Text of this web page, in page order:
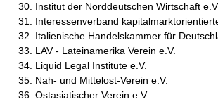
Institut der Norddeutschen Wirtschaft e.V.
Interessenverband
Italienische Handelskammer für
LAV - Lateinamerika Verein e.V.
Liquid Legal Institute e.V.
Nah- und Mittelost-Verein e.V.
Ostasiatischer Verein e.V.